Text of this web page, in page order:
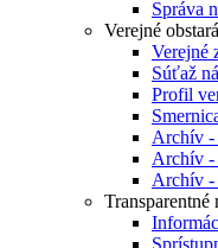
Správa
Verejné
Verejné
Súťaž
Profil
Archív -
Archív -
Archív -
Transparentné